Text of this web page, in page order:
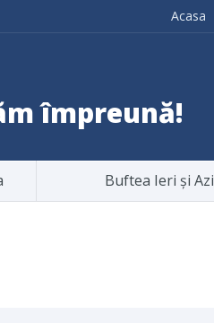
Acasa
împreună!
Buftea Ieri și Azi